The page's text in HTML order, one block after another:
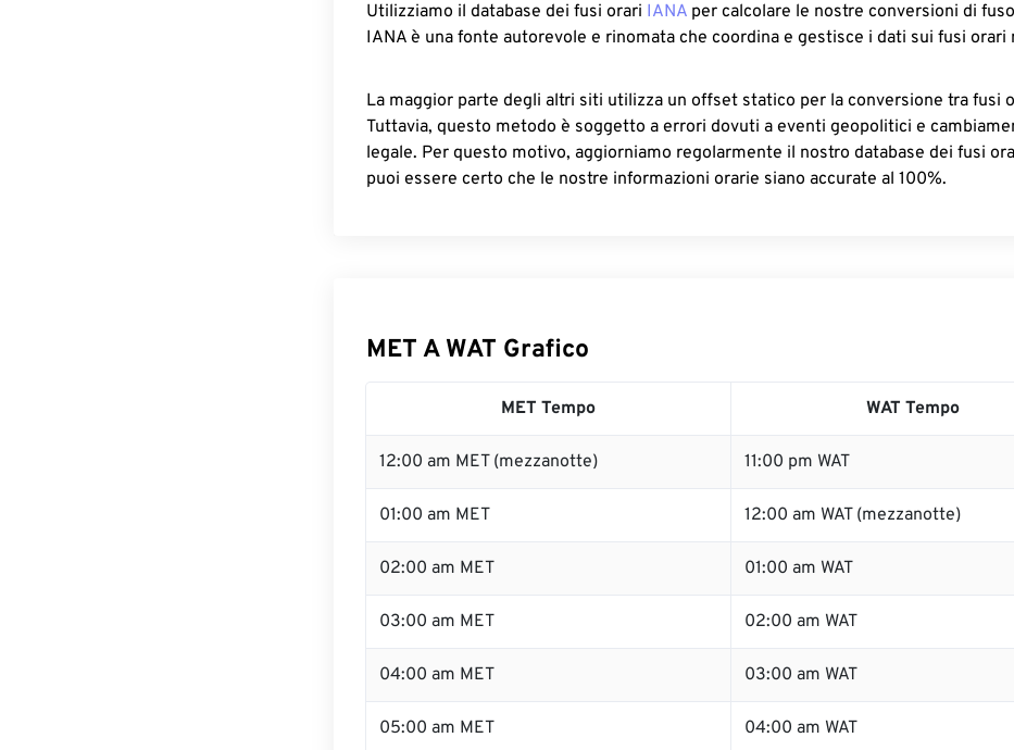
Utilizziamo il database dei fusi orari IANA per calcolare le nostre conversioni di
IANA è una fonte autorevole e rinomata che coordina e gestisce i dati sui fusi orari
La maggior parte degli altri siti utilizza un offset statico per la conversione tra fusi
Tuttavia, questo metodo è soggetto a errori dovuti a eventi geopolitici e
legale. Per questo motivo, aggiorniamo regolarmente il nostro database dei fusi
puoi essere certo che le nostre informazioni orarie siano accurate al 100%.
MET A WAT Grafico
MET Tempo WAT Tempo
12:00 am MET (mezzanotte) 11:00 pm WAT
01:00 am MET 12:00 am WAT (mezzanotte)
02:00 am MET 01:00 am WAT
03:00 am MET 02:00 am WAT
04:00 am MET 03:00 am WAT
05:00 am MET 04:00 am WAT